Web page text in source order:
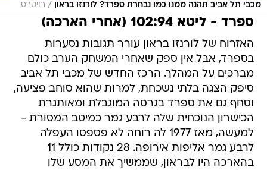
מכבי תל אביב תהנה ממנו כמו נבחרת ספרד? לורנזו בראון / רויטרס
ספרד - ליטא 102:94 (אחרי הארכה)
האזרוח של לורנזו בראון עורר תגובות נסערות
בספרד, אבל אין ספק שאחרי המשחק הערב כולם
מברכים על המהלך. הרכז החדש של מכבי תל אביב
סיפק הצגה בלתי נשכחת, למרות שהוא סוחב פציעה,
וסחף גם את ספרד בגרסה המוגבלת ומאותגרת
הכישרון הנוכחית שלה לרבע גמר כמיטב המסורת -
למעשה, מאז 1977 לה רוחה לא פספסו העפלה
לרבע גמר אליפות אירופה. 28 נקודות כולל 11
בהארכה היו לבראון, שממשיך את המסע שלו